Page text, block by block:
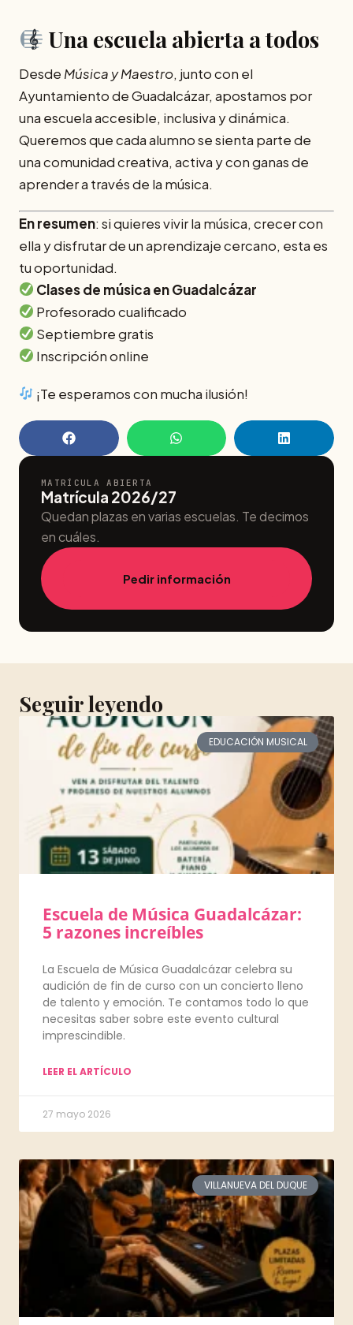
Una escuela abierta a todos
Desde Música y Maestro, junto con el
Ayuntamiento de Guadalcázar, apostamos por
una escuela accesible, inclusiva y dinámica.
Queremos que cada alumno se sienta parte de
una comunidad creativa, activa y con ganas de
aprender a través de la música.
En resumen: si quieres vivir la música, crecer con
ella y disfrutar de un aprendizaje cercano, esta es
tu oportunidad.
Clases de música en Guadalcázar
Profesorado cualificado
Septiembre gratis
Inscripción online
¡Te esperamos con mucha ilusión!
MATRÍCULA ABIERTA
Matrícula 2026/27
Quedan plazas en varias escuelas. Te decimos
en cuáles.
Pedir información
Seguir leyendo
EDUCACIÓN MUSICAL
Escuela de Música Guadalcázar:
5 razones increíbles
La Escuela de Música Guadalcázar celebra su
audición de fin de curso con un concierto lleno
de talento y emoción. Te contamos todo lo que
necesitas saber sobre este evento cultural
imprescindible.
LEER EL ARTÍCULO
27 mayo 2026
VILLANUEVA DEL DUQUE